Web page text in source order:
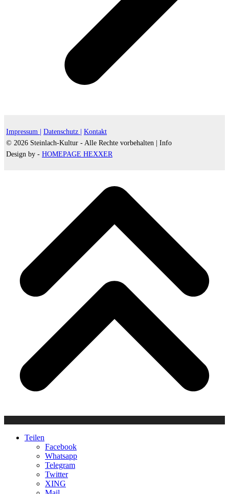
Impressum | Datenschutz |
Kontakt
© 2026 Steinlach-Kultur - Alle Rechte vorbehalten |
Info
Design by - HOMEPAGE HEXXER
Teilen
Facebook
Whatsapp
Telegram
Twitter
XING